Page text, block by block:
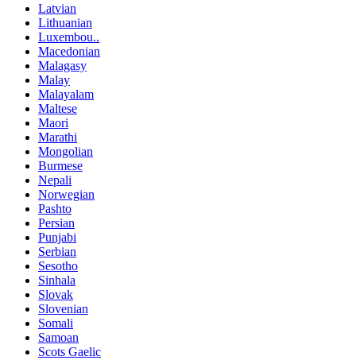
Latvian
Lithuanian
Luxembou..
Macedonian
Malagasy
Malay
Malayalam
Maltese
Maori
Marathi
Mongolian
Burmese
Nepali
Norwegian
Pashto
Persian
Punjabi
Serbian
Sesotho
Sinhala
Slovak
Slovenian
Somali
Samoan
Scots Gaelic